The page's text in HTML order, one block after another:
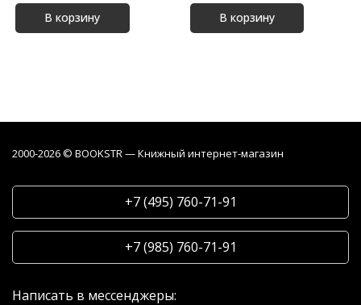
В корзину В корзину
2000-2026 © BOOKSTR — Книжный интернет-магазин
+7 (495) 760-71-91
+7 (985) 760-71-91
Написать в мессенджеры: